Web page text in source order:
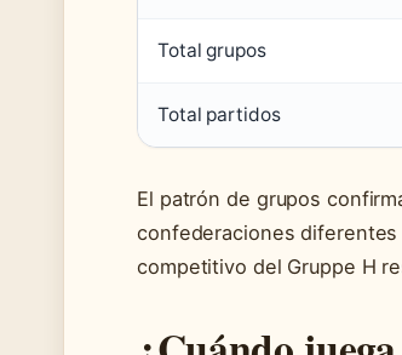
Total grupos
Total partidos
El patrón de grupos
confederaciones
competitivo del Gruppe H